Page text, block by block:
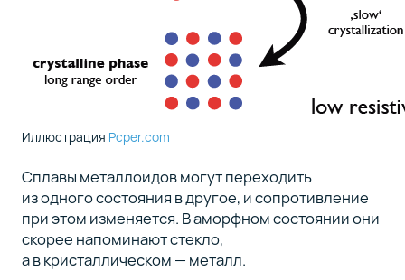
Иллюстрация Pcper.com
Сплавы металлоидов могут переходить
из одного состояния в другое, и сопротивление
при этом изменяется. В аморфном состоянии они
скорее напоминают стекло,
а в кристаллическом — металл.